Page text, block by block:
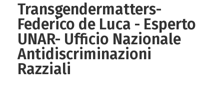
Transgendermatters-
Federico de Luca - Esperto
UNAR- Ufficio Nazionale
Antidiscriminazioni
Razziali